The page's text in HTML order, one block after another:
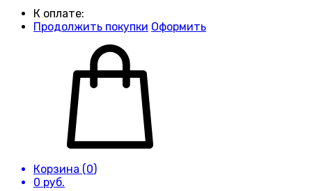
К оплате:
Продолжить покупки Оформить
Корзина (0)
0 руб.